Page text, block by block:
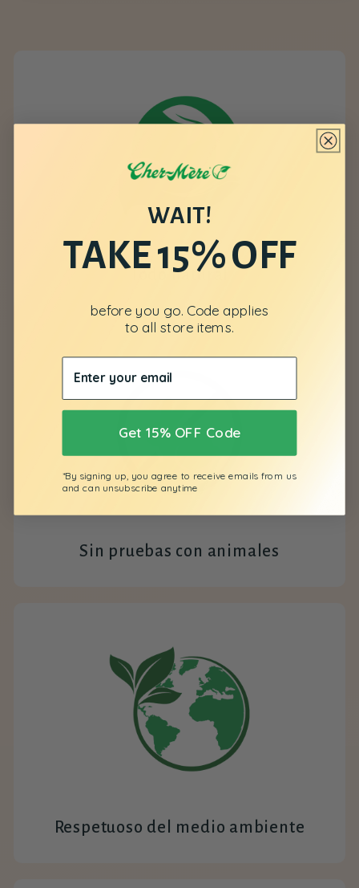
Todo natural
Sin pruebas con animales
Respetuoso del medio ambiente
WAIT!
TAKE 15% OFF
before you go. Code applies
to all store items.
Get 15% OFF Code
*By signing up, you agree to receive emails from us
and can unsubscribe anytime